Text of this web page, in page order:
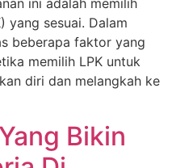
yang sesuai. Dalam
beberapa faktor yang
memilih LPK untuk
diri dan melangkah ke
Bikin